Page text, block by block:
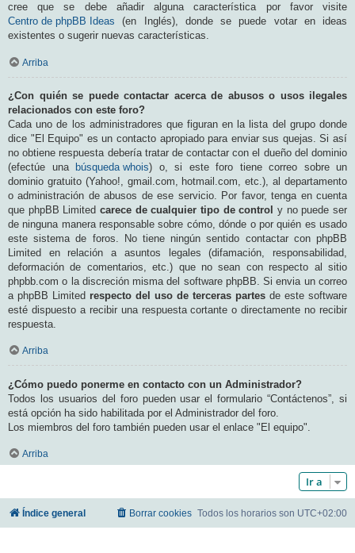
cree que se debe añadir alguna característica por favor visite
Centro de phpBB Ideas (en Inglés), donde se puede votar en ideas
existentes o sugerir nuevas características.
Arriba
¿Con quién se puede contactar acerca de abusos o usos ilegales
relacionados con este foro?
Cada uno de los administradores que figuran en la lista del grupo donde
dice "El Equipo" es un contacto apropiado para enviar sus quejas. Si así
no obtiene respuesta debería tratar de contactar con el dueño del dominio
(efectúe una
búsqueda whois) o, si este foro tiene correo sobre un
dominio gratuito (Yahoo!, gmail.com, hotmail.com, etc.), al departamento
o administración de abusos de ese servicio. Por favor, tenga en cuenta
que phpBB Limited carece de cualquier tipo de control y no puede ser
de ninguna manera responsable sobre cómo, dónde o por quién es usado
este sistema de foros. No tiene ningún sentido contactar con phpBB
Limited en relación a asuntos legales (difamación, responsabilidad,
deformación de comentarios, etc.) que no sean con respecto al sitio
phpbb.com o la discreción misma del software phpBB. Si envia un correo
a phpBB Limited respecto del uso de terceras partes de este software
esté dispuesto a recibir una respuesta cortante o directamente no recibir
respuesta.
Arriba
¿Cómo puedo ponerme en contacto con un Administrador?
Todos los usuarios del foro pueden usar el formulario “Contáctenos”, si
está opción ha sido habilitada por el Administrador del foro.
Los miembros del foro también pueden usar el enlace "El equipo".
Arriba
Ir a
Índice general Todos los horarios son UTC+02:00
Borrar cookies